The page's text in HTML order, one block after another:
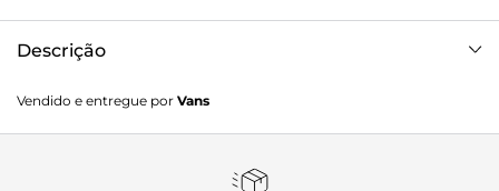
Descrição
nossos modelos tradicionais, o Old Skool Overt CC é a
resposta a uma estética moderna com a sensação
trazer mais conforto e uma positividade descontraída, este
Vendido e entregue por Vans